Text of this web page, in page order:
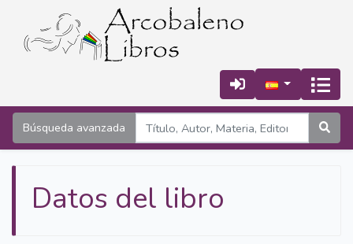
Búsqueda avanzada
Datos del libro